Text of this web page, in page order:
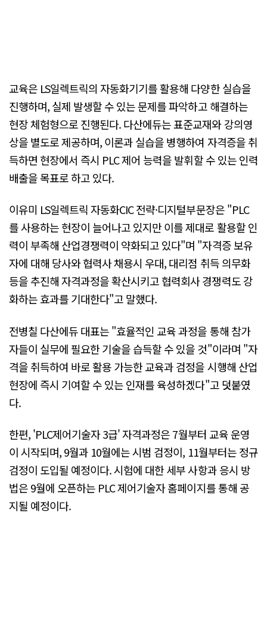
교육은 LS일렉트릭의 자동화기기를 활용해 다양한 실습을
진행하며, 실제 발생할 수 있는 문제를 파악하고 해결하는
현장 체험형으로 진행된다. 다산에듀는 표준교재와 강의영
상을 별도로 제공하며, 이론과 실습을 병행하여 자격증을 취
득하면 현장에서 즉시 PLC 제어 능력을 발휘할 수 있는 인력
배출을 목표로 하고 있다.
이유미 LS일렉트릭 자동화CIC 전략·디지털부문장은 "PLC
를 사용하는 현장이 늘어나고 있지만 이를 제대로 활용할 인
력이 부족해 산업경쟁력이 약화되고 있다"며 "자격증 보유
자에 대해 당사와 협력사 채용시 우대, 대리점 취득 의무화
등을 추진해 자격과정을 확산시키고 협력회사 경쟁력도 강
화하는 효과를 기대한다"고 말했다.
전병칠 다산에듀 대표는 "효율적인 교육 과정을 통해 참가
자들이 실무에 필요한 기술을 습득할 수 있을 것"이라며 "자
격을 취득하여 바로 활용 가능한 교육과 검정을 시행해 산업
현장에 즉시 기여할 수 있는 인재를 육성하겠다"고 덧붙였
다.
한편, 'PLC제어기술자 3급' 자격과정은 7월부터 교육 운영
이 시작되며, 9월과 10월에는 시범 검정이, 11월부터는 정규
검정이 도입될 예정이다. 시험에 대한 세부 사항과 응시 방
법은 9월에 오픈하는 PLC 제어기술자 홈페이지를 통해 공
지될 예정이다.